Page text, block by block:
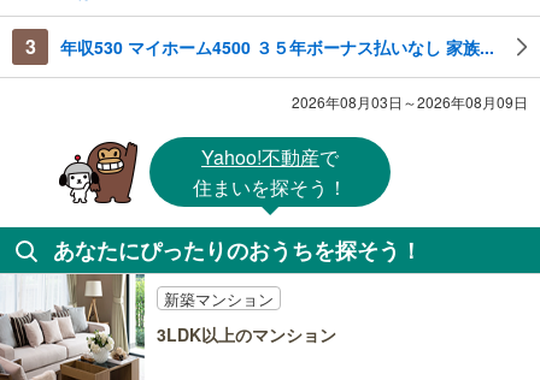
3 年収530 マイホーム4500 ３５年ボーナス払いなし 家族...
2026年08月03日～2026年08月09日
Yahoo!不動産で
住まいを探そう！
あなたにぴったりのおうちを探そう！
新築マンション
3LDK以上のマンション